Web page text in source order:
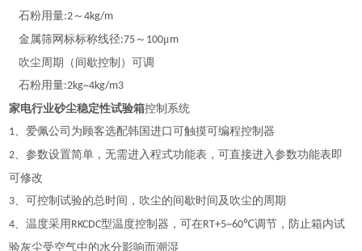
石粉用量:2 ～4kg/m
金属筛网标标称线径:75 ～ 100μm
吹尘周期（间歇控制）可调
石粉用量:2kg~4kg/m3
家电行业砂尘稳定性试验箱控制系统
1、爱佩公司为顾客选配韩国进口可触摸可编程控制器
2、参数设置简单，无需进入程式功能表，可直接进入参数功能表即
可修改
3、可控制试验的总时间，吹尘的间歇时间及吹尘的周期
4、温度采用 RKCDC型温度控制器，可在RT+5~60℃调节，防止箱内试
验灰尘受空气中的水分影响而潮湿